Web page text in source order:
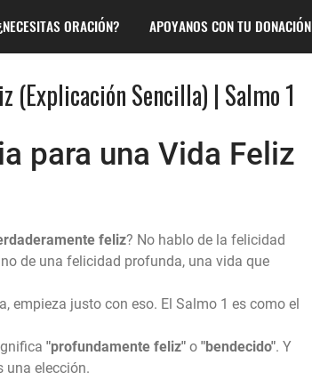
ORACIÓN? APOYANOS CON TU DONACIÓN
Sencilla) | Salmo 1
para una Vida Feliz
feliz? No hablo de la felicidad
de una felicidad profunda, una vida que
empieza justo con eso. El Salmo 1 es como el
"profundamente feliz" o "bendecido". Y
una elección.